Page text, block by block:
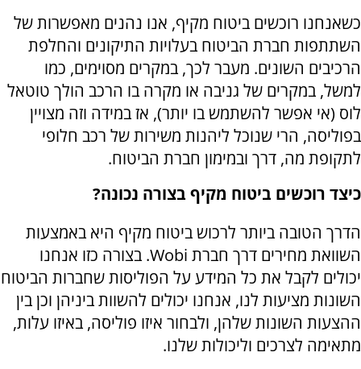
כשאנחנו רוכשים ביטוח מקיף, אנו נהנים מאפשרות של
השתתפות חברת הביטוח בעלויות התיקונים והחלפת
הרכיבים השונים. מעבר לכך, במקרים מסוימים, כמו
למשל, במקרים של גניבה או מקרה בו הרכב הולך טוטאל
לוס (אי אפשר להשתמש בו יותר), אז במידה וזה מצויין
בפוליסה, הרי שנוכל ליהנות משירות של רכב חלופי
לתקופת מה, דרך ובמימון חברת הביטוח.
כיצד רוכשים ביטוח מקיף בצורה נכונה?
הדרך הטובה ביותר לרכוש ביטוח מקיף היא באמצעות
השוואת מחירים דרך חברת Wobi. בצורה כזו אנחנו
יכולים לקבל את כל המידע על הפוליסות שחברות הביטוח
השונות מציעות לנו, אנחנו יכולים להשוות ביניהן וכן בין
ההצעות השונות שלהן, ולבחור איזו פוליסה, באיזו עלות,
מתאימה לצרכים וליכולות שלנו.